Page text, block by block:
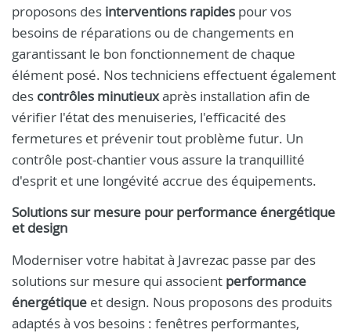
proposons des interventions rapides pour vos
besoins de réparations ou de changements en
garantissant le bon fonctionnement de chaque
élément posé. Nos techniciens effectuent également
des contrôles minutieuxaprès installation afin de
vérifier l'état des menuiseries, l'efficacité des
fermetures et prévenir tout problème futur. Un
contrôle post-chantier vous assure la tranquillité
d'esprit et une longévité accrue des équipements.
Solutions sur mesure pour performance énergétique
et design
Moderniser votre habitat à Javrezac passe par des
solutions sur mesure qui associent performance
énergétique et design. Nous proposons des produits
adaptés à vos besoins : fenêtres performantes,